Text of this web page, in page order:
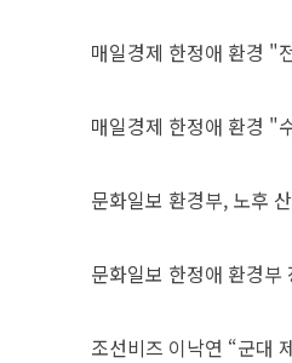
매일경제 한정애 환경 "
매일경제 한정애 환경 "
문화일보 환경부, 노후
문화일보 한정애 환경부
조선비즈 이낙연 “군대